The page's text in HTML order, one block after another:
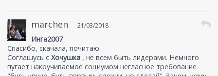
marchen 21/03/2018
Инга2007
Спасибо, скачала, почитаю.
Соглашусь с Хочушка , не всем быть лидерами. Немного
пугает накручиваемое социумом негласное требование